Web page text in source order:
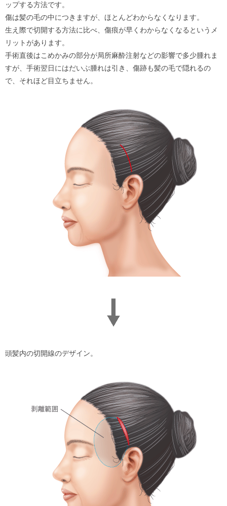
ップする方法です。
傷は髪の毛の中につきますが、ほとんどわからなくなります。
生え際で切開する方法に比べ、傷痕が早くわからなくなるというメ
リットがあります。
手術直後はこめかみの部分が局所麻酔注射などの影響で多少腫れま
すが、手術翌日にはだいぶ腫れは引き、傷跡も髪の毛で隠れるの
で、それほど目立ちません。
頭髪内の切開線のデザイン。